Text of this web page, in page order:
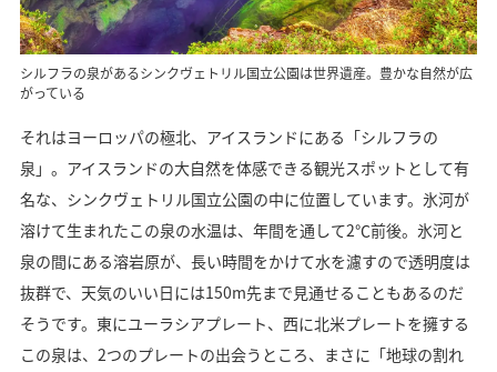
シルフラの泉があるシンクヴェトリル国立公園は世界遺産。豊かな自然が広
がっている
それはヨーロッパの極北、アイスランドにある「シルフラの
泉」。アイスランドの大自然を体感できる観光スポットとして有
名な、シンクヴェトリル国立公園の中に位置しています。氷河が
溶けて生まれたこの泉の水温は、年間を通して2℃前後。氷河と
泉の間にある溶岩原が、長い時間をかけて水を濾すので透明度は
抜群で、天気のいい日には150m先まで見通せることもあるのだ
そうです。東にユーラシアプレート、西に北米プレートを擁する
この泉は、2つのプレートの出会うところ、まさに「地球の割れ